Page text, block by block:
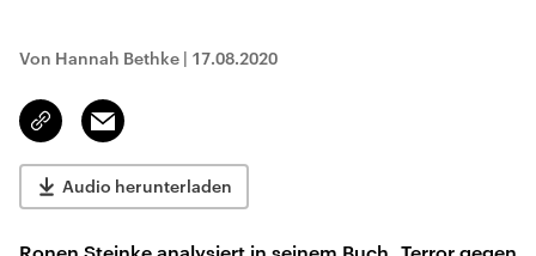
Von Hannah Bethke | 17.08.2020
Link
kopieren/teilen
Email
Audio herunterladen